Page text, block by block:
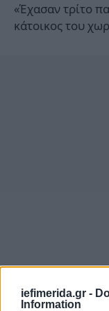
iefimerida.gr -
Information
«Έχασαν τρίτο
κάτοικος του